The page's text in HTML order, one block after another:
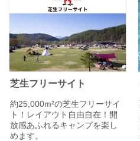
芝生フリーサイト
約25,000m²の芝生フリーサイ
ト！レイアウト自由自在！開
放感あふれるキャンプを楽し
めます。